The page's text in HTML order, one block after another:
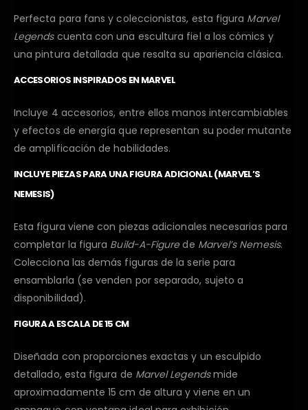
Perfecta para fans y coleccionistas, esta figura Marvel
Legendscuenta con una escultura fiel a los cómics y
una pintura detallada que resalta su apariencia clásica.
ACCESORIOS INSPIRADOS EN MARVEL
Incluye 4 accesorios, entre ellos manos intercambiables
y efectos de energía que representan su poder mutante
de amplificación de habilidades.
INCLUYE PIEZAS PARA UNA FIGURA ADICIONAL (MARVEL’S
NEMESIS)
Esta figura viene con piezas adicionales necesarias para
completar la figura Build-A-Figurede Marvel’s Nemesis.
Colecciona las demás figuras de la serie para
ensamblarla (se venden por separado, sujeto a
disponibilidad).
FIGURA A ESCALA DE 15 CM
Diseñada con proporciones exactas y un esculpido
detallado, esta figura de Marvel Legendsmide
aproximadamente 15 cm de altura y viene en un